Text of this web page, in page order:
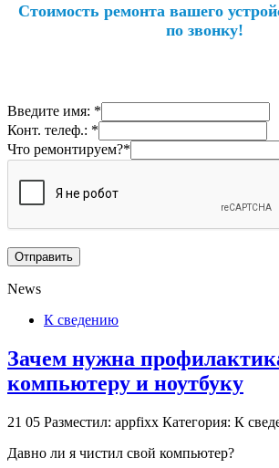
Стоимость ремонта вашего
по звонку!
Введите имя: *
Конт. телеф.: *
Что ремонтируем?*
News
К сведению
Зачем нужна
компьютеру и ноутбуку
21 05 Разместил: appfixx Категория: К
Давно ли я чистил свой компьютер?